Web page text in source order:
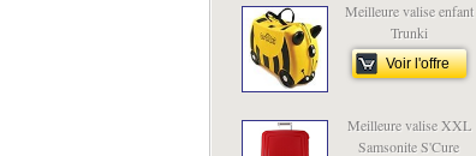
Meilleure valise enfant
Trunki
Voir l'offre
Meilleure valise XXL
Samsonite S'Cure